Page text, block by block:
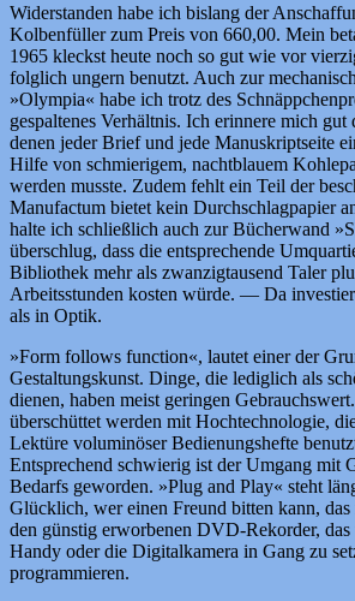
Widerstanden habe ich bislang der
Kolbenfüller zum Preis von 660,00. Mein
1965 kleckst heute noch so gut wie vor
folglich ungern benutzt. Auch zur
»Olympia« habe ich trotz des
gespaltenes Verhältnis. Ich erinnere mich gut
denen jeder Brief und jede Manuskriptseite
Hilfe von schmierigem, nachtblauem
werden musste. Zudem fehlt ein Teil der
Manufactum bietet kein Durchschlagpapier
halte ich schließlich auch zur Bücherwand
überschlug, dass die entsprechende
Bibliothek mehr als zwanzigtausend Taler
Arbeitsstunden kosten würde. — Da
als in Optik.
»Form follows function«, lautet einer der
Gestaltungskunst. Dinge, die lediglich als
dienen, haben meist geringen
überschüttet werden mit Hochtechnologie,
Lektüre voluminöser Bedienungshefte
Entsprechend schwierig ist der Umgang mit
Bedarfs geworden. »Plug and Play« steht
Glücklich, wer einen Freund bitten kann,
den günstig erworbenen DVD-Rekorder,
Handy oder die Digitalkamera in Gang zu
programmieren.